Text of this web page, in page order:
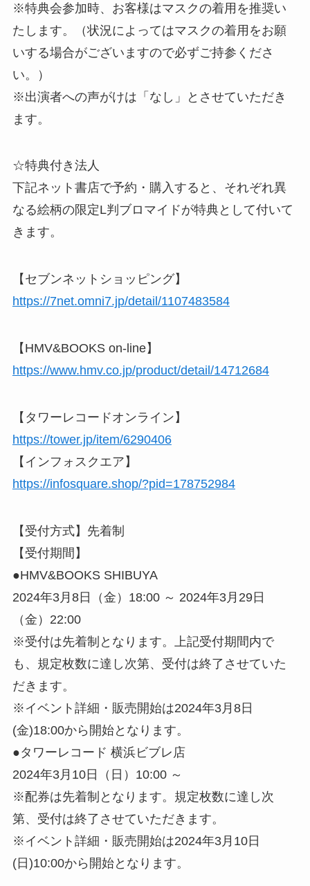
※特典会参加時、お客様はマスクの着用を推奨い
たします。（状況によってはマスクの着用をお願
いする場合がございますので必ずご持参くださ
い。）
※出演者への声がけは「なし」とさせていただき
ます。
☆特典付き法人
下記ネット書店で予約・購入すると、それぞれ異
なる絵柄の限定L判ブロマイドが特典として付いて
きます。
【セブンネットショッピング】
https://7net.omni7.jp/detail/1107483584
【HMV&BOOKS on-line】
https://www.hmv.co.jp/product/detail/14712684
【タワーレコードオンライン】
https://tower.jp/item/6290406
【インフォスクエア】
https://infosquare.shop/?pid=178752984
【受付方式】先着制
【受付期間】
●HMV&BOOKS SHIBUYA
2024年3月8日（金）18:00 ～ 2024年3月29日
（金）22:00
※受付は先着制となります。上記受付期間内で
も、規定枚数に達し次第、受付は終了させていた
だきます。
※イベント詳細・販売開始は2024年3月8日
(金)18:00から開始となります。
●タワーレコード 横浜ビブレ店
2024年3月10日（日）10:00 ～
※配券は先着制となります。規定枚数に達し次
第、受付は終了させていただきます。
※イベント詳細・販売開始は2024年3月10日
(日)10:00から開始となります。